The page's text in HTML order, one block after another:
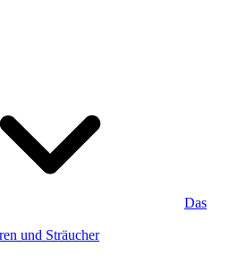
Das
und Sträucher